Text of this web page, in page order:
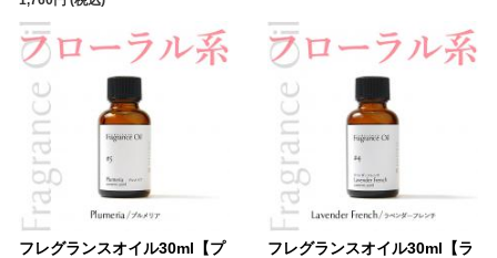
フレグランスオイル30ml【プ
フレグランスオイル30ml【ラ